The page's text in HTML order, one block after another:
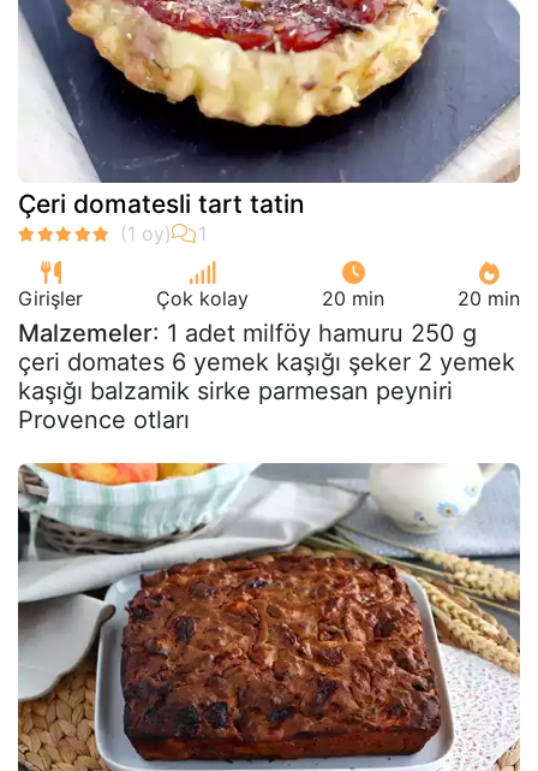
Çeri domatesli tart tatin
Girişler Çok kolay 20 min 20 min
Malzemeler: 1 adet milföy hamuru 250 g
çeri domates 6 yemek kaşığı şeker 2 yemek
kaşığı balzamik sirke parmesan peyniri
Provence otları